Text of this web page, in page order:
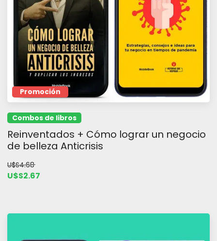
Promoción
Combos de libros
Reinventados + Cómo lograr un negocio
de belleza Anticrisis
U$S4.68
U$S2.67